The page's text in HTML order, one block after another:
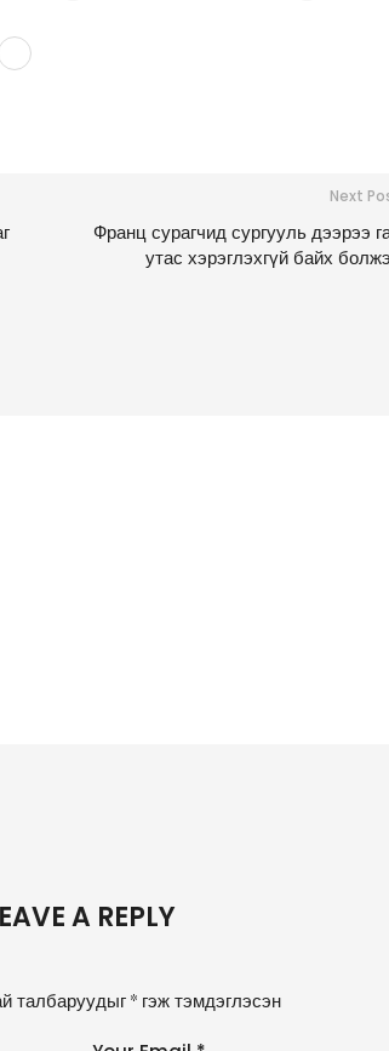
Next
Франц сурагчид сургууль дээрээ
утас хэрэглэхгүй байх
A REPLY
талбаруудыг* гэж тэмдэглэсэн